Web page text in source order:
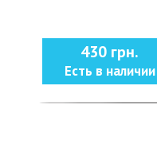
430 грн.
Есть в наличии